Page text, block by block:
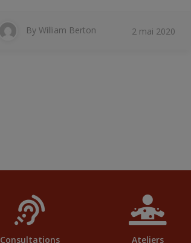
By William Berton 2 mai 2020
Consultations Ateliers